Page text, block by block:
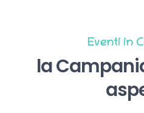
Eventi in
la